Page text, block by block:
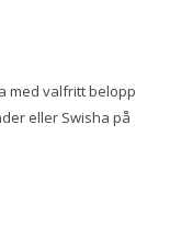
med valfritt belopp
eller Swisha på